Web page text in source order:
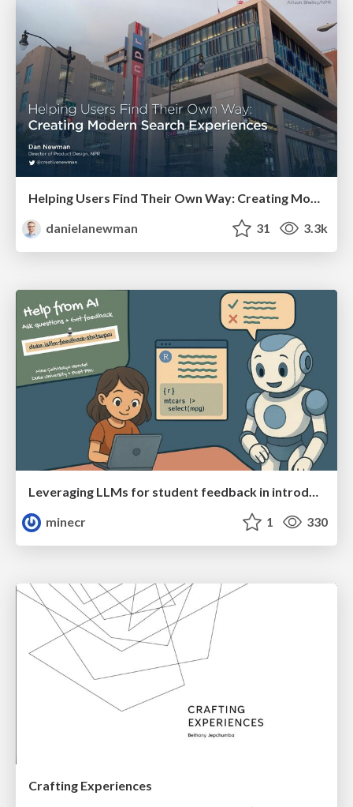
danielanewman
31 3.3k
Leveraging LLMs for student feedback in introductory data science courses - posit::conf(2025)
minecr
1 330
Crafting Experiences